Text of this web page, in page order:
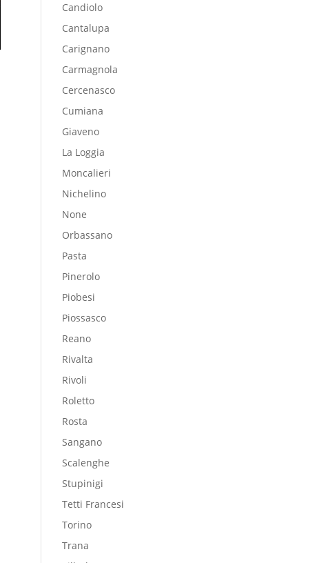
Candiolo
Cantalupa
Carignano
Carmagnola
Cercenasco
Cumiana
Giaveno
La Loggia
Moncalieri
Nichelino
None
Orbassano
Pasta
Pinerolo
Piobesi
Piossasco
Reano
Rivalta
Rivoli
Roletto
Rosta
Sangano
Scalenghe
Stupinigi
Tetti Francesi
Torino
Trana